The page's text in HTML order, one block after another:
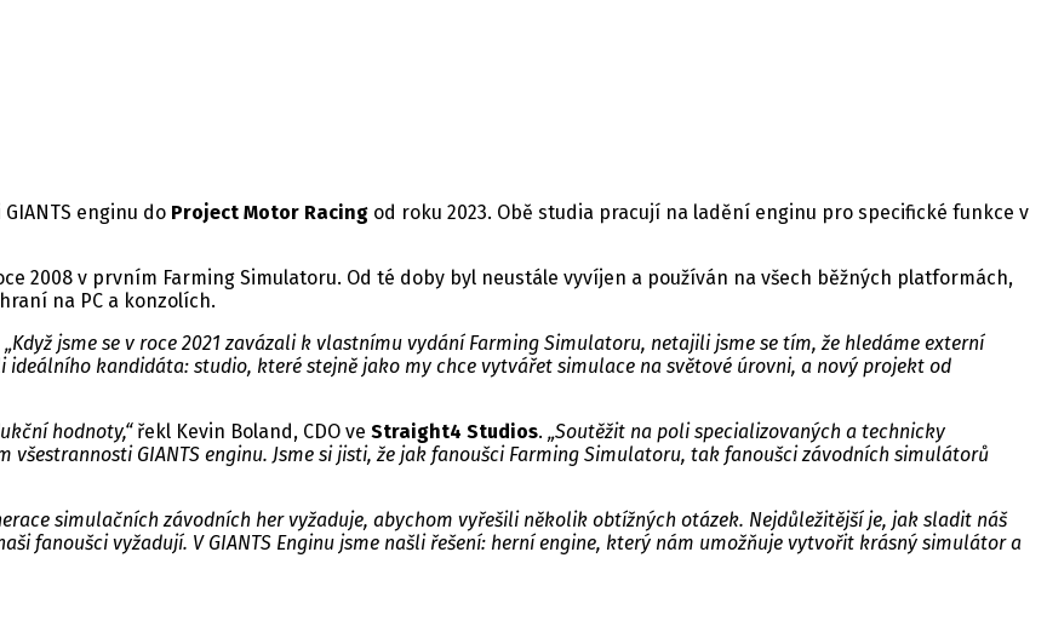
enginu do Project Motor Racing od roku 2023. Obě studia pracují na ladění enginu pro specifické funkce v
2008 v prvním Farming Simulatoru. Od té doby byl neustále vyvíjen a používán na všech běžných platformách,
na PC a konzolích.
„Když jsme se v roce 2021 zavázali k vlastnímu vydání Farming Simulatoru, netajili jsme se tím, že hledáme externí
kandidáta: studio, které stejně jako my chce vytvářet simulace na světové úrovni, a nový projekt od
hodnoty,“řekl Kevin Boland, CDO ve Straight4 Studios. „Soutěžit na poli specializovaných a technicky
GIANTS enginu. Jsme si jisti, že jak fanoušci Farming Simulatoru, tak fanoušci závodních simulátorů
simulačních závodních her vyžaduje, abychom vyřešili několik obtížných otázek. Nejdůležitější je, jak sladit náš
fanoušci vyžadují. V GIANTS Enginu jsme našli řešení: herní engine, který nám umožňuje vytvořit krásný simulátor a